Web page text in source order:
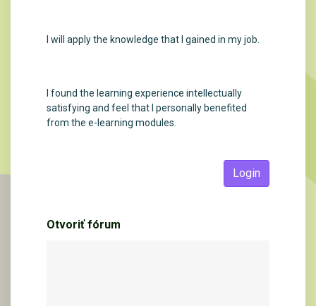
I will apply the knowledge that I gained in my job.
I found the learning experience intellectually
satisfying and feel that I personally benefited
from the e-learning modules.
Login
Otvoriť fórum